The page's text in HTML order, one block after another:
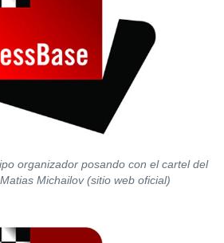
organizador posando con el cartel del
Michailov (sitio web oficial)